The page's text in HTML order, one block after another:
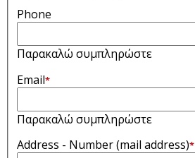
Phone
Παρακαλώ συμπληρώστε
Email*
Παρακαλώ συμπληρώστε
Address - Number (mail address)*